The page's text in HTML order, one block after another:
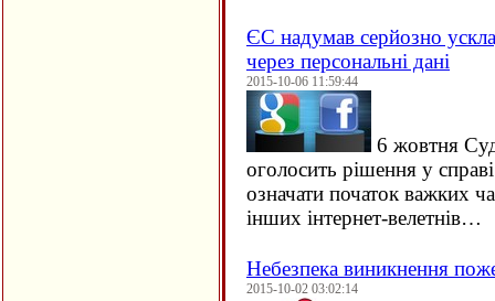
ЄC надумав серйозно
через персональні дані
2015-10-06 11:59:44
6 жовтня
оголосить рішення у
означати початок важких
інших інтернет-велетнів…
Небезпека виникнення
2015-10-02 03:02:14